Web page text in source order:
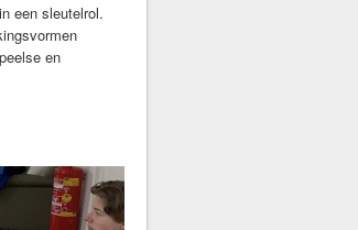
een sleutelrol.
en